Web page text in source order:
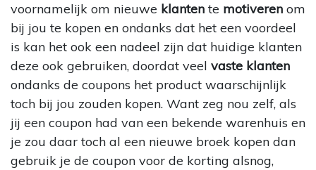
voornamelijk om nieuwe klanten te motiveren om
bij jou te kopen en ondanks dat het een voordeel
is kan het ook een nadeel zijn dat huidige klanten
deze ook gebruiken, doordat veel vaste klanten
ondanks de coupons het product waarschijnlijk
toch bij jou zouden kopen. Want zeg nou zelf, als
jij een coupon had van een bekende warenhuis en
je zou daar toch al een nieuwe broek kopen dan
gebruik je de coupon voor de korting alsnog,